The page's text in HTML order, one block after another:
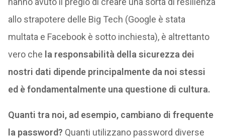
allo strapotere delle Big Tech (Google è stata
multata e Facebook è sotto inchiesta), è altrettanto
vero che la responsabilità della sicurezza dei
nostri dati dipende principalmente da noi stessi
ed è fondamentalmente una questione di cultura.
Quanti tra noi, ad esempio, cambiano di frequente
la password? Quanti utilizzano password diverse